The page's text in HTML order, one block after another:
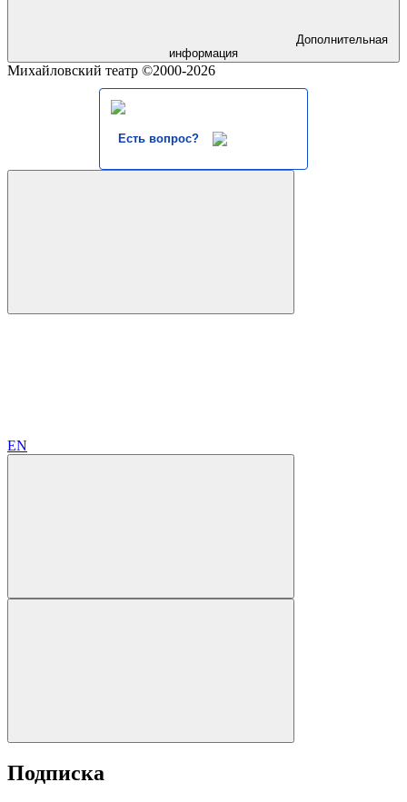
Дополнительная
информация
Михайловский театр ©2000-2026
Есть вопрос?
EN
Подписка